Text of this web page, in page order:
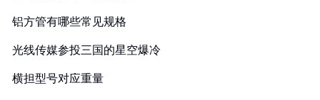
铝方管有哪些常见规格
光线传媒参投三国的星空爆冷
横担型号对应重量